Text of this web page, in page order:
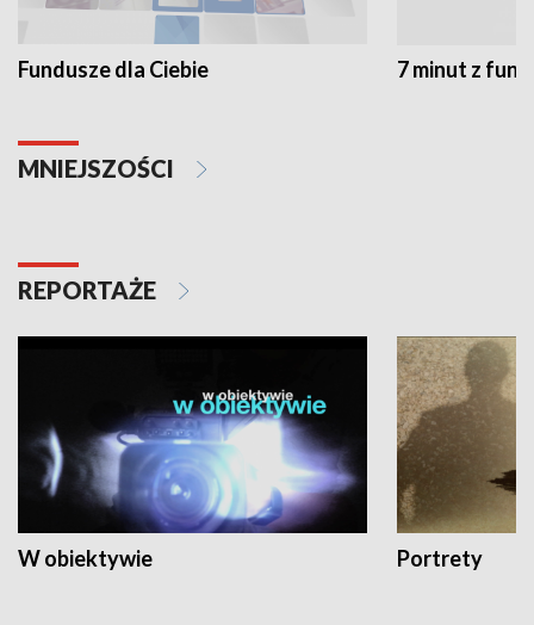
Fundusze dla Ciebie 7 minut z
MNIEJSZOŚCI
REPORTAŻE
W obiektywie Portrety